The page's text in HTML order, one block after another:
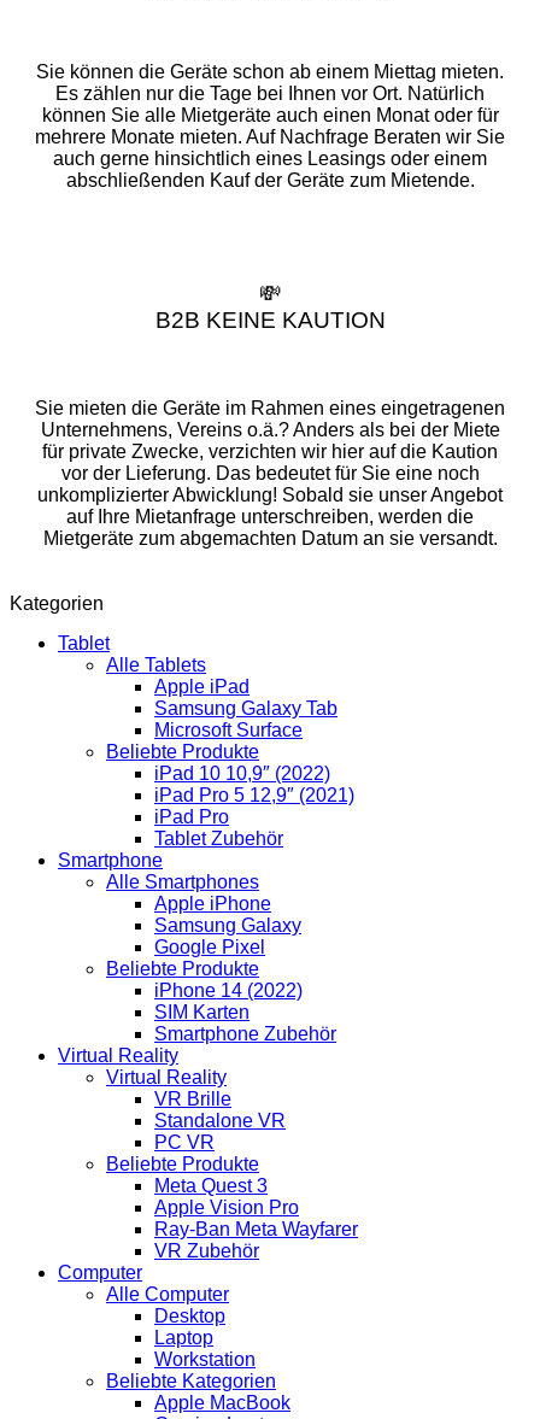
Sie können die Geräte schon ab einem Miettag mieten.
Es zählen nur die Tage bei Ihnen vor Ort. Natürlich
können Sie alle Mietgeräte auch einen Monat oder für
mehrere Monate mieten. Auf Nachfrage Beraten wir Sie
auch gerne hinsichtlich eines Leasings oder einem
abschließenden Kauf der Geräte zum Mietende.
💸
B2B KEINE KAUTION
Sie mieten die Geräte im Rahmen eines eingetragenen
Unternehmens, Vereins o.ä.? Anders als bei der Miete
für private Zwecke, verzichten wir hier auf die Kaution
vor der Lieferung. Das bedeutet für Sie eine noch
unkomplizierter Abwicklung! Sobald sie unser Angebot
auf Ihre Mietanfrage unterschreiben, werden die
Mietgeräte zum abgemachten Datum an sie versandt.
Kategorien
Tablet
Alle Tablets
Apple iPad
Samsung Galaxy Tab
Microsoft Surface
Beliebte Produkte
iPad 10 10,9″ (2022)
iPad Pro 5 12,9″ (2021)
iPad Pro
Tablet Zubehör
Smartphone
Alle Smartphones
Apple iPhone
Samsung Galaxy
Google Pixel
Beliebte Produkte
iPhone 14 (2022)
SIM Karten
Smartphone Zubehör
Virtual Reality
Virtual Reality
VR Brille
Standalone VR
PC VR
Beliebte Produkte
Meta Quest 3
Apple Vision Pro
Ray-Ban Meta Wayfarer
VR Zubehör
Computer
Alle Computer
Desktop
Laptop
Workstation
Beliebte Kategorien
Apple MacBook